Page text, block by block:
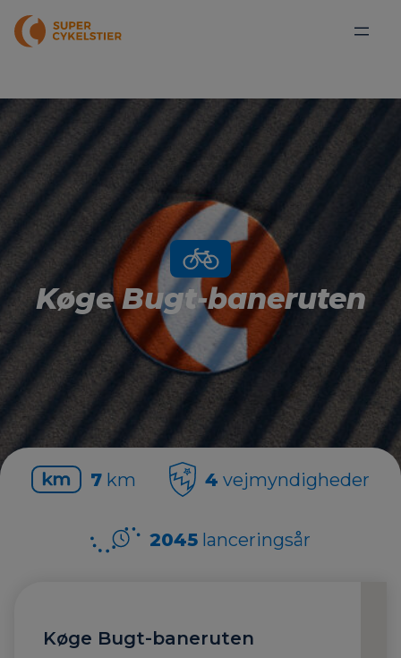
Køge Bugt-baneruten
7km 4 vejmyndigheder
2045 lanceringsår
Køge Bugt-baneruten